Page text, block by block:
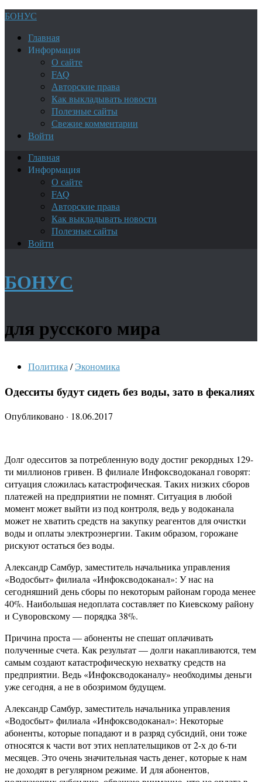
БОНУС
Главная
Информация
О сайте
FAQ
Авторские права
Как выкладывать новости
Полезные сайты
Свежие комментарии
Войти
Главная
Информация
О сайте
FAQ
Авторские права
Как выкладывать новости
Полезные сайты
Войти
БОНУС
для русского мира
Политика / Экономика
Одесситы будут сидеть без воды, зато в фекалиях
Опубликовано · 18.06.2017
Долг одесситов за потребленную воду достиг рекордных 129-
ти миллионов гривен. В филиале Инфоксводоканал говорят:
ситуация сложилась катастрофическая. Таких низких сборов
платежей на предприятии не помнят. Ситуация в любой
момент может выйти из под контроля, ведь у водоканала
может не хватить средств на закупку реагентов для очистки
воды и оплаты электроэнергии. Таким образом, горожане
рискуют остаться без воды.
Александр Самбур, заместитель начальника управления
«Водосбыт» филиала «Инфоксводоканал»: У нас на
сегодняшний день сборы по некоторым районам города менее
40%. Наибольшая недоплата составляет по Киевскому району
и Суворовскому — порядка 38%.
Причина проста — абоненты не спешат оплачивать
полученные счета. Как результат — долги накапливаются, тем
самым создают катастрофическую нехватку средств на
предприятии. Ведь «Инфоксводоканалу» необходимы деньги
уже сегодня, а не в обозримом будущем.
Александр Самбур, заместитель начальника управления
«Водосбыт» филиала «Инфоксводоканал»: Некоторые
абоненты, которые попадают и в разряд субсидий, они тоже
относятся к части вот этих неплательщиков от 2-х до 6-ти
месяцев. Это очень значительная часть денег, которые к нам
не доходят в регулярном режиме. И для абонентов,